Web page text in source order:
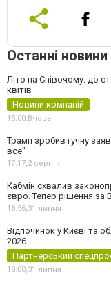
Останні новини
Літо на Співочому: до
квітів
Новини компаній
15:00,Вчора
Трамп зробив гучну
все"
17:17,2 серпня
Кабмін схвалив
євро. Тепер рішення за
18:56,31 липня
Відпочинок у Києві та
2026
Партнерський
18:00,31 липня